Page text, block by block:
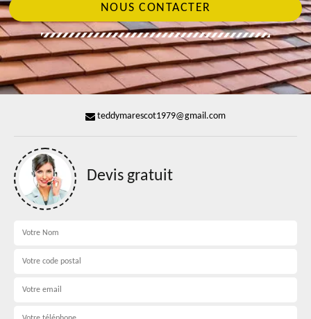
NOUS CONTACTER
teddymarescot1979@gmail.com
Devis gratuit